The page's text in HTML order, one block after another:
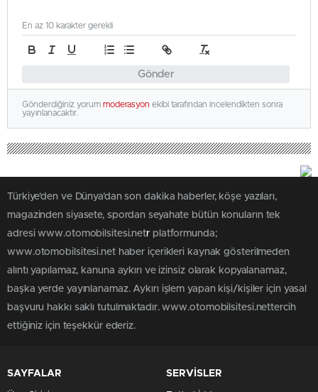
Gönder
En az 10 karakter gerekli
Gönderdiğiniz yorum moderasyon ekibi tarafından incelendikten sonra
yayınlanacaktır.
Türkiye'den ve Dünya’dan son dakika haberler, köşe yazıları,
magazinden siyasete, spordan seyahate bütün konuların tek
adresi www.otomobilsitesi.netr platformunda;
www.otomobilsitesi.net haber içerikleri kaynak gösterilmeden
alıntı yapılamaz, kanuna aykırı ve izinsiz olarak kopyalanamaz,
başka yerde yayınlanamaz. Aykırı işlem yapan kişi/kişiler için yasal
başvuru hakkı saklı tutulmaktadır. www.otomobilsitesi.nettercih
ettiğiniz için teşekkür ederiz.
SAYFALAR SERVİSLER